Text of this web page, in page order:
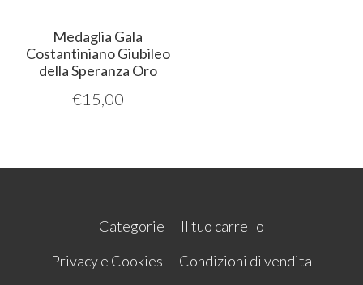
Medaglia Gala
Costantiniano Giubileo
della Speranza Oro
€15,00
Categorie
Il tuo carrello
Privacy e Cookies
Condizioni di vendita